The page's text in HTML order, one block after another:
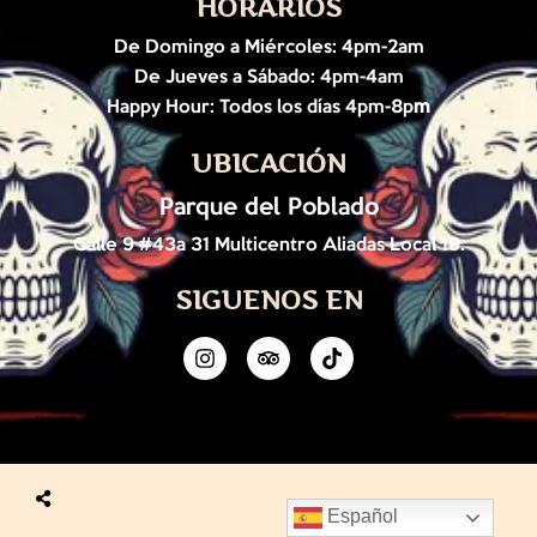
HORARIOS
De Domingo a Miércoles: 4pm-2am
De Jueves a Sábado: 4pm-4am
Happy Hour: Todos los días 4pm-8pm
UBICACIÓN
Parque del Poblado
Calle 9 #43a 31 Multicentro Aliadas Local 19.
SIGUENOS EN
Español